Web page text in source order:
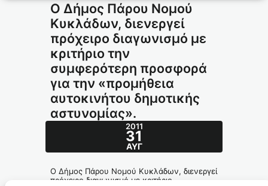
Ο Δήμος Πάρου Νομού
Κυκλάδων, διενεργεί
πρόχειρο διαγωνισμό με
κριτήριο την
συμφερότερη προσφορά
για την «προμήθεια
αυτοκινήτου δημοτικής
αστυνομίας».
2011
31
ΑΥΓ
Ο Δήμος Πάρου Νομού Κυκλάδων, διενεργεί
πρόχειρο διαγωνισμό με κριτήριο